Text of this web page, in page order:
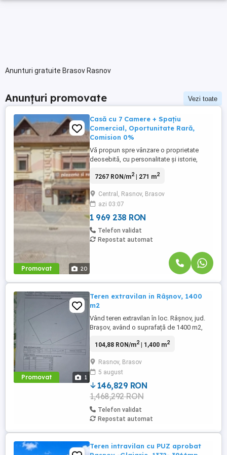
Anunturi gratuite Brasov Rasnov
Anunțuri promovate Vezi toate
Promovat 20
Casă cu 7 Camere + Spațiu
Comercial, Oportunitate Rară,
Comision 0%
Vă propun spre vânzare o proprietate
deosebită, cu personalitate și istorie,
construită în anii 1890, situată pe o stradă
farmecul arhitecturii clasice cu potențialul
unei investiții moderne. Imobilul
impresionează ...
7267 RON/m2| 271 m2
Central, Rasnov, Brasov
azi 03:07
1 969 238 RON
Telefon validat
Repostat automat
Promovat 1
Teren extravilan in Râșnov, 1400
m2
Vând teren extravilan în loc. Râșnov, jud.
Brașov, având o suprafață de 1400 m2,
padure si un râu care trece chiar pe lângă
orice tip de construcție. Prețul pe m2 este
de 20 euro m2, total 28000 euro,
negociabil. Mai ...
104,88 RON/m2| 1,400 m2
Rasnov, Brasov
5 august
146,829 RON
1,468,292 RON
Telefon validat
Repostat automat
Teren intravilan cu PUZ aprobat